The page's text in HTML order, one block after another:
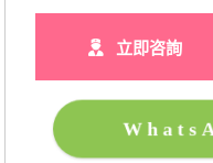
立即咨詢